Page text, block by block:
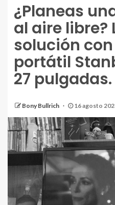
¿Planeas
al aire libre?
solución
portátil
27 pulgadas.
Bony Bullrich 16 agosto